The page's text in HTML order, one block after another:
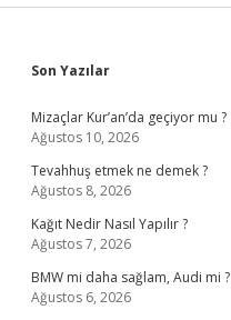
Sidebar
Son Yazılar
Mizaçlar Kur’an’da geçiyor mu ?
Ağustos 10, 2026
Tevahhuş etmek ne demek ?
Ağustos 8, 2026
Kağıt Nedir Nasıl Yapılır ?
Ağustos 7, 2026
BMW mi daha sağlam, Audi mi ?
Ağustos 6, 2026